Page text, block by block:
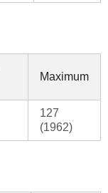
Maximum
127
(1962)